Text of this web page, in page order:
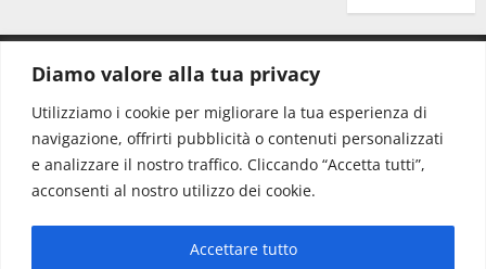
Diamo valore alla tua privacy
Utilizziamo i cookie per migliorare la tua esperienza di
navigazione, offrirti pubblicità o contenuti personalizzati
e analizzare il nostro traffico. Cliccando “Accetta tutti”,
acconsenti al nostro utilizzo dei cookie.
Accettare tutto
Redazione: redazione@www.martinasera.it
Direttore:direttore@www.martinasera.it
Info & Commerciale:info@www.martinasera.it